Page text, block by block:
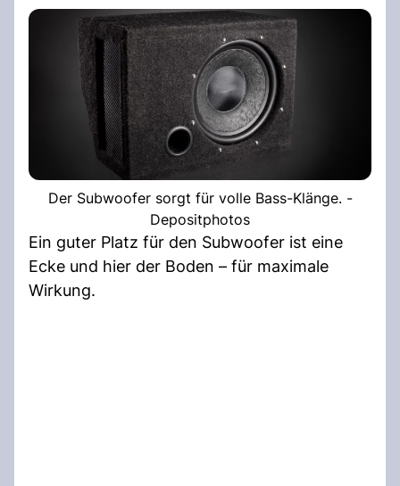
Der Subwoofer sorgt für volle Bass-Klänge. -
Depositphotos
Ein guter Platz für den Subwoofer ist eine
Ecke und hier der Boden – für maximale
Wirkung.